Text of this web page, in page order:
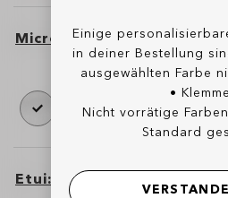
Microbag White Custom
Microbag
Microbag
Etui Gen2 Sport Case
Einige
in deiner Bestellung
ausgewählten Farbe
Klemme
Nicht vorrätige
Standard